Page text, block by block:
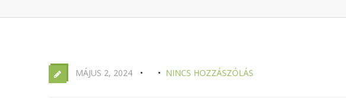
MÁJUS 2, 2024 NINCS HOZZÁSZÓLÁS